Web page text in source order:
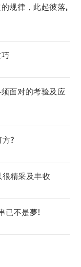
规律，此起彼落,
面对的考验及应
?
精采及丰收
已不是夢!